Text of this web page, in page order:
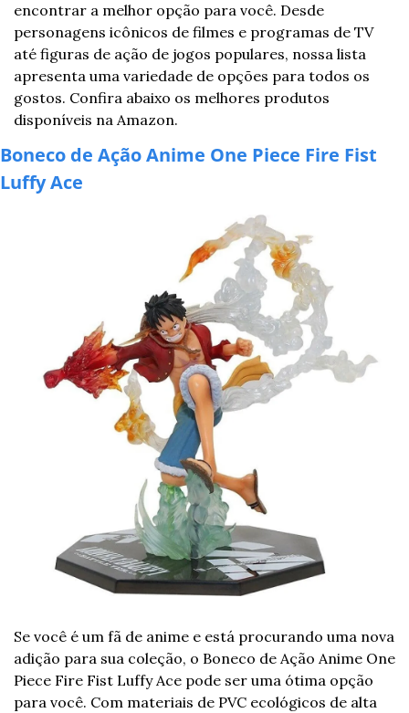
encontrar a melhor opção para você. Desde
personagens icônicos de filmes e programas de TV
até figuras de ação de jogos populares, nossa lista
apresenta uma variedade de opções para todos os
gostos. Confira abaixo os melhores produtos
disponíveis na Amazon.
Boneco de Ação Anime One Piece Fire Fist
Luffy Ace
Se você é um fã de anime e está procurando uma nova
adição para sua coleção, o Boneco de Ação Anime One
Piece Fire Fist Luffy Ace pode ser uma ótima opção
para você. Com materiais de PVC ecológicos de alta